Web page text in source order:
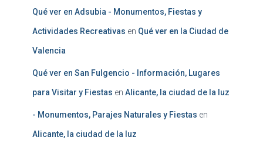
Qué ver en Adsubia - Monumentos, Fiestas y
Actividades Recreativas en Qué ver en la Ciudad de
Valencia
Qué ver en San Fulgencio - Información, Lugares
para Visitar y Fiestas en Alicante, la ciudad de la luz
- Monumentos, Parajes Naturales y Fiestas en
Alicante, la ciudad de la luz